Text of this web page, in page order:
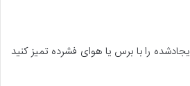
را با برس یا هوای فشرده تمیز کنید